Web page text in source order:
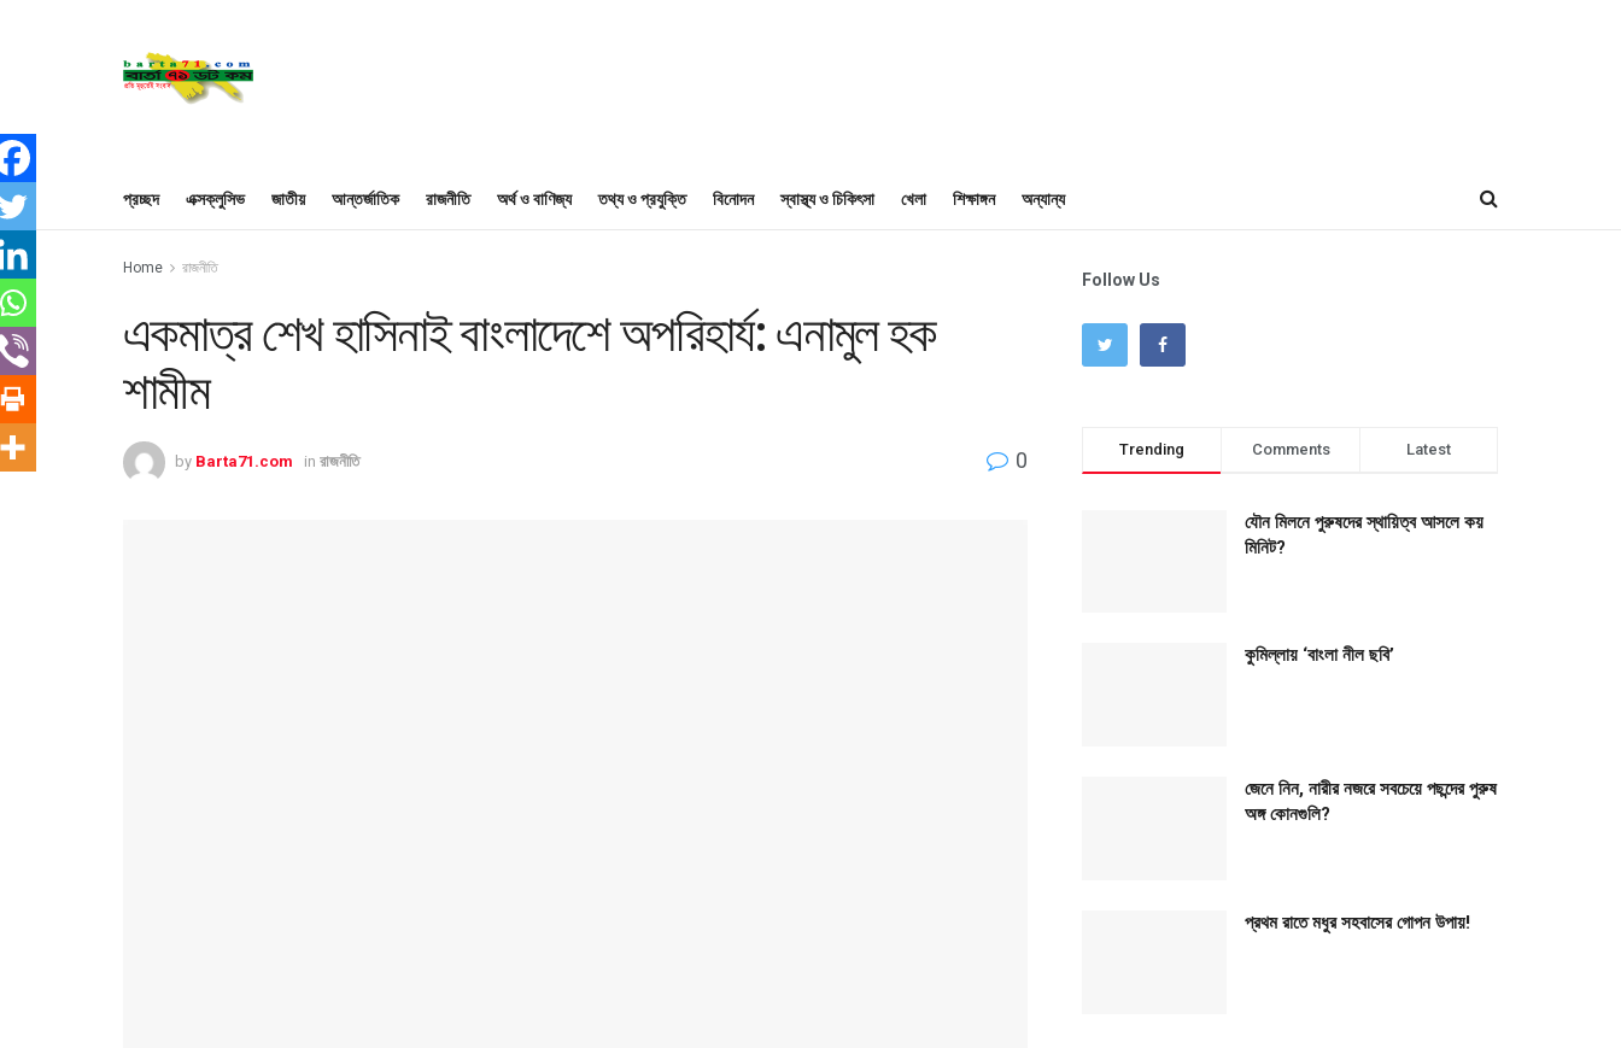
প্রচ্ছদ এক্সক্লুসিভ জাতীয় আন্তর্জাতিক রাজনীতি অর্থ ও বাণিজ্য তথ্য ও প্রযুক্তি বিনোদন স্বাস্থ্য ও চিকিৎসা খেলা শিক্ষাঙ্গন অন্যান্য
Home রাজনীতি
একমাত্র শেখ হাসিনাই বাংলাদেশে অপরিহার্য: এনামুল হক
শামীম
by Barta71.com in রাজনীতি 0
Follow Us
Trending Comments Latest
যৌন মিলনে পুরুষদের স্থায়িত্ব আসলে কয়
মিনিট?
কুমিল্লায় ‘বাংলা নীল ছবি’
জেনে নিন, নারীর নজরে সবচেয়ে পছন্দের পুরুষ
অঙ্গ কোনগুলি?
প্রথম রাতে মধুর সহবাসের গোপন উপায়!